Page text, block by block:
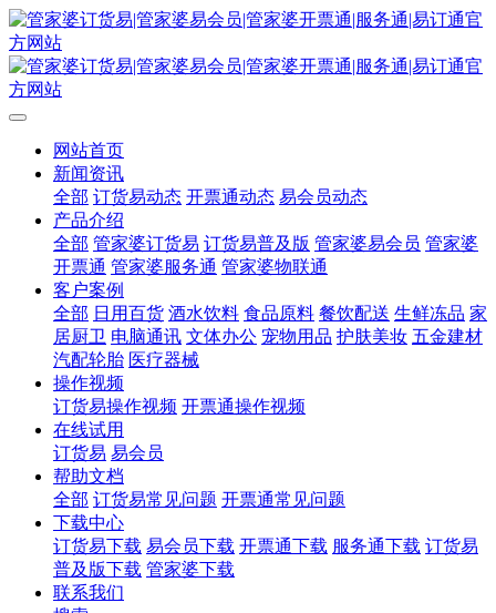
网站首页
新闻资讯
全部 订货易动态 开票通动态 易会员动态
产品介绍
全部 管家婆订货易 订货易普及版 管家婆易会员 管家婆
开票通 管家婆服务通 管家婆物联通
客户案例
全部 日用百货 酒水饮料 食品原料 餐饮配送 生鲜冻品 家
居厨卫 电脑通讯 文体办公 宠物用品 护肤美妆 五金建材
汽配轮胎 医疗器械
操作视频
订货易操作视频 开票通操作视频
在线试用
订货易 易会员
帮助文档
全部 订货易常见问题 开票通常见问题
下载中心
订货易下载 易会员下载 开票通下载 服务通下载 订货易
普及版下载 管家婆下载
联系我们